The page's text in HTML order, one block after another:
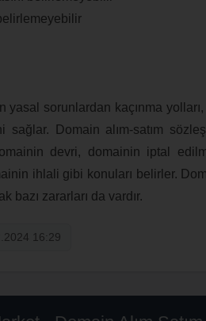
yasal sorunlardan kaçınma
sağlar. Domain alım-satım
devri, domainin iptal
ihlali gibi konuları belirler.
bazı zararları da vardır.
16:29